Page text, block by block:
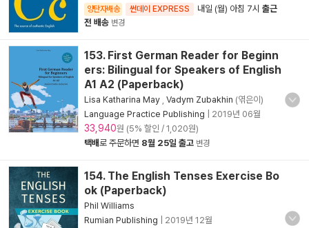
양탄자배송 썬데이 EXPRESS 내일 (월) 아침 7시 출근
전 배송 변경
153. First German Reader for Beginn
ers: Bilingual for Speakers of English
A1 A2 (Paperback)
Lisa Katharina May Vadym Zubakhin (엮은이)
Language Practice Publishing
2019년 06월
33,940원 (5% 할인 / 1,020원)
택배로 주문하면 8월 25일 출고 변경
154. The English Tenses Exercise Bo
ok (Paperback)
Phil Williams
Rumian Publishing
2019년 12월